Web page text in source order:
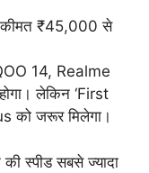
कीमत ₹45,000 से
14, Realme
लेकिन ‘First
को जरूर मिलेगा।
स्पीड सबसे ज्यादा